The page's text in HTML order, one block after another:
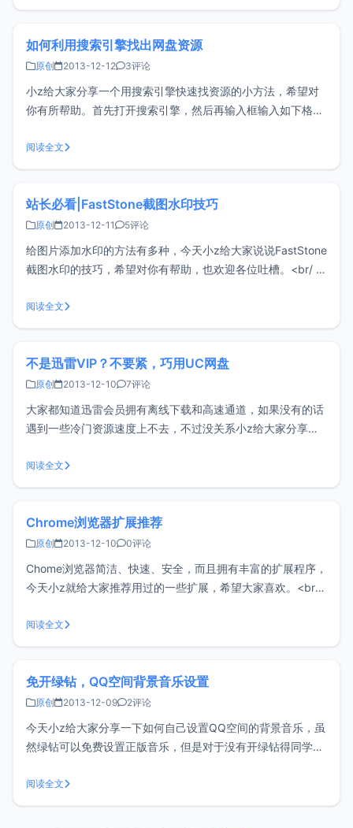
https://www.google.com/cse/all会看到如下界面：
如何利用搜索引擎找出网盘资源
原创 2013-12-12 3评论
​小z给大家分享一个用搜索引擎快速找资源的小方法，希望对
你有所帮助。首先打开搜索引擎，然后再输入框输入如下格
后面有个英文状态的冒号,输入网址后加一个空格再输入关键
字，赶
阅读全文
站长必看|FastStone截图水印技巧
原创 2013-12-11 5评论
给图片添加水印的方法有多种，今天小z给大家说说FastStone
截图水印的技巧，希望对你有帮助，也欢迎各位吐槽。<br/ >
2、接下来打开PS，然后点击新建>>设置宽度高度、以及分辨
率，这里需要注意的
阅读全文
不是迅雷VIP？不要紧，巧用UC网盘
原创 2013-12-10 7评论
大家都知道迅雷会员拥有离线下载和高速通道，如果没有的话
遇到一些冷门资源速度上不去，不过没关系小z给大家分享如
有的话注册一个就是了，然后打开UC浏览器，切换到网页应
用页面搜索UC网盘并添加，然后打开应用，登陆你注册的UC
阅读全文
Chrome浏览器扩展推荐
原创 2013-12-10 0评论
Chome浏览器简洁、快速、安全，而且拥有丰富的扩展程序，
今天小z就给大家推荐用过的一些扩展，希望大家喜欢。<br/
扩展也不为过，过滤各种网页广告，以及强大的过滤规则。如
果看优酷、土豆等视频是黑屏的话将其加入白
阅读全文
免开绿钻，QQ空间背景音乐设置
原创 2013-12-09 2评论
今天小z给大家分享一下如何自己设置QQ空间的背景音乐，虽
然绿钻可以免费设置正版音乐，但是对于没有开绿钻得同学非
乐》如下图： <br/ > 2、然后点击背景音乐》添加网络背景音
乐。 <br/ > 3、打
阅读全文